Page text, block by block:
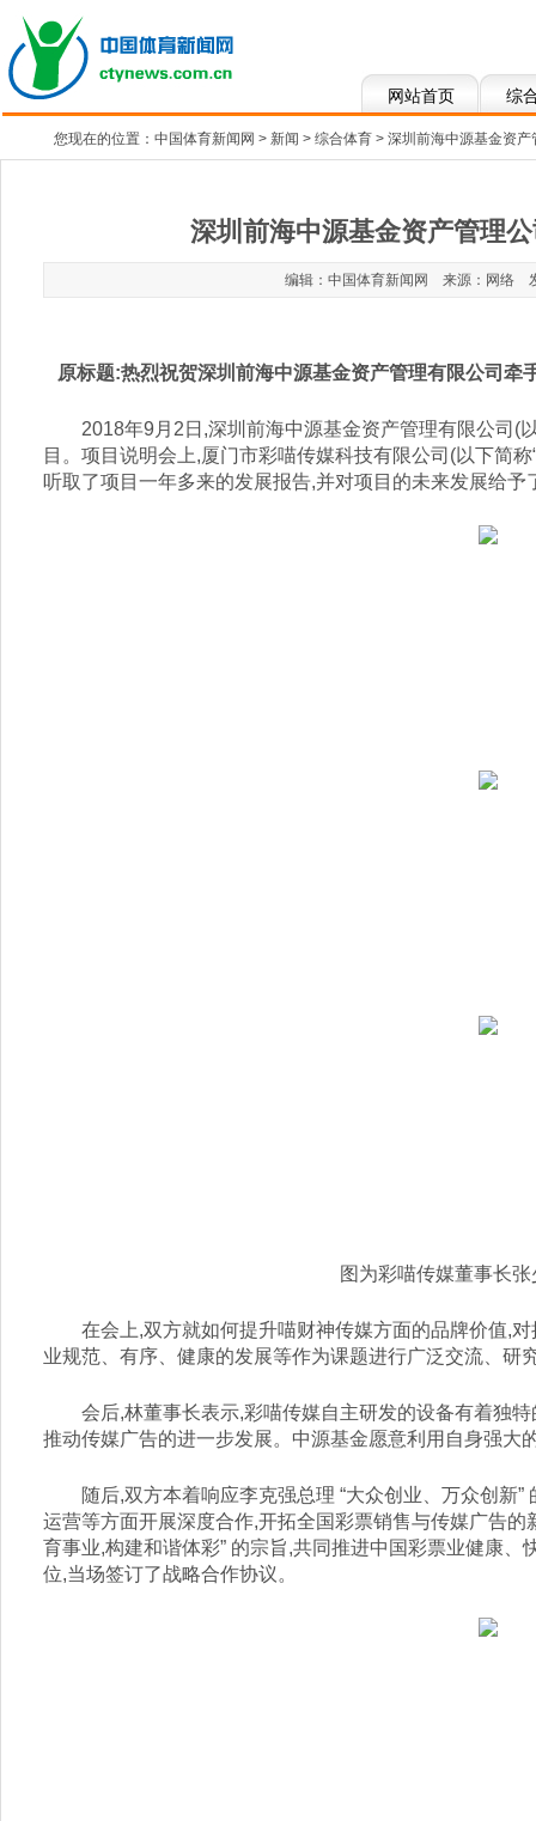
网站首页 综
您现在的位置： 中国体育新闻网 > 新闻 > 综合体育 > 深圳前海中源基金资
深圳前海中源基金资产管理
编辑：中国体育新闻网 来源：网络
原标题:热烈祝贺深圳前海中源基金资产管理有限公司牵
2018年9月2日,深圳前海中源基金资产管理有限公司(
目。项目说明会上,厦门市彩喵传媒科技有限公司(以下简
听取了项目一年多来的发展报告,并对项目的未来发展给予
图为彩喵传媒董事长
在会上,双方就如何提升喵财神传媒方面的品牌价值,
业规范、有序、健康的发展等作为课题进行广泛交流、研
会后,林董事长表示,彩喵传媒自主研发的设备有着独
推动传媒广告的进一步发展。中源基金愿意利用自身强大
随后,双方本着响应李克强总理 “大众创业、万众创新
运营等方面开展深度合作,开拓全国彩票销售与传媒广告的
育事业,构建和谐体彩” 的宗旨,共同推进中国彩票业健康
位,当场签订了战略合作协议。